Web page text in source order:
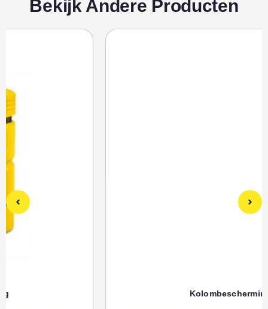
Bekijk Andere Producten